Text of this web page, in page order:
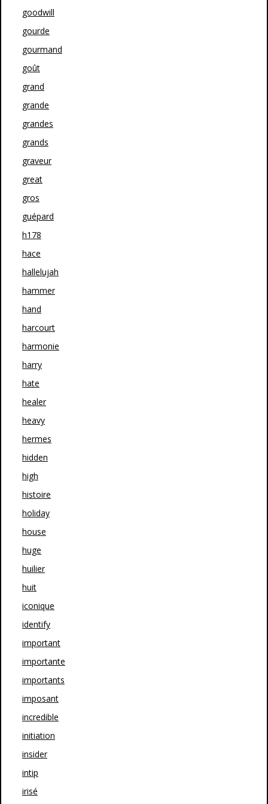
goodwill
gourde
gourmand
goût
grand
grande
grandes
grands
graveur
great
gros
guépard
h178
hace
hallelujah
hammer
hand
harcourt
harmonie
harry
hate
healer
heavy
hermes
hidden
high
histoire
holiday
house
huge
huilier
huit
iconique
identify
important
importante
importants
imposant
incredible
initiation
insider
intip
irisé